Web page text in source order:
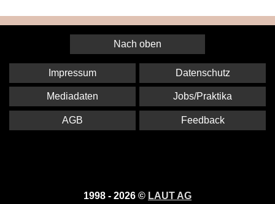
Nach oben
1998 - 2026 © LAUT AG
Impressum Datenschutz
Mediadaten Jobs/Praktika
AGB Feedback